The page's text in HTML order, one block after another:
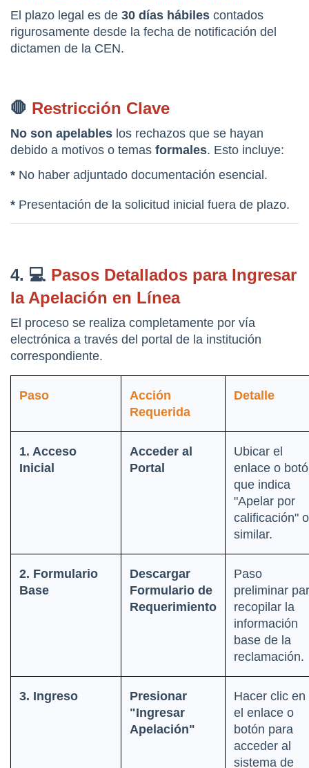
El plazo legal es de 30 días hábiles contados
rigurosamente desde la fecha de notificación del
dictamen de la CEN.
🛑 Restricción Clave
No son apelables los rechazos que se hayan
debido a motivos o temas formales. Esto incluye:
* No haber adjuntado documentación esencial.
* Presentación de la solicitud inicial fuera de plazo.
4. 💻 Pasos Detallados para Ingresar
la Apelación en Línea
El proceso se realiza completamente por vía
electrónica a través del portal de la institución
correspondiente.
Paso
Acción
Requerida
Detalle
1. Acceso
Inicial
Acceder al
Portal
Ubicar el
enlace o
que indica
"Apelar por
calificación" o
similar.
2. Formulario
Base
Descargar
Formulario de
Requerimiento
Paso
preliminar
recopilar la
información
base de la
reclamación.
3. Ingreso
Presionar
"Ingresar
Apelación"
Hacer clic en
el enlace o
botón para
acceder al
sistema de